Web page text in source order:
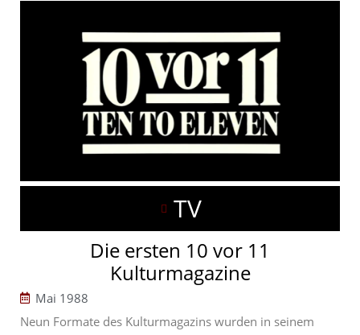
TV
Die ersten 10 vor 11
Kulturmagazine
Mai 1988
Neun Formate des Kulturmagazins wurden in seinem